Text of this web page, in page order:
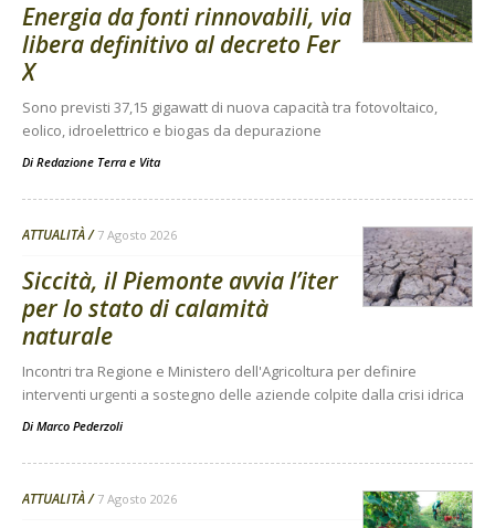
Energia da fonti rinnovabili, via
libera definitivo al decreto Fer
X
Sono previsti 37,15 gigawatt di nuova capacità tra fotovoltaico,
eolico, idroelettrico e biogas da depurazione
Di Redazione Terra e Vita
ATTUALITÀ 7 Agosto 2026
Siccità, il Piemonte avvia l’iter
per lo stato di calamità
naturale
Incontri tra Regione e Ministero dell'Agricoltura per definire
interventi urgenti a sostegno delle aziende colpite dalla crisi idrica
Di Marco Pederzoli
ATTUALITÀ 7 Agosto 2026